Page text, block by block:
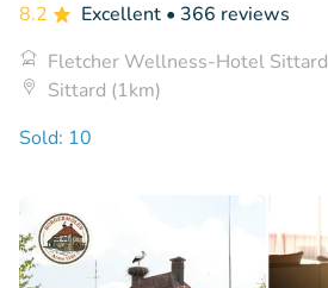
8.2 Excellent • 366 reviews
Fletcher Wellness-Hotel Sittard
Sittard (1km)
Sold: 10